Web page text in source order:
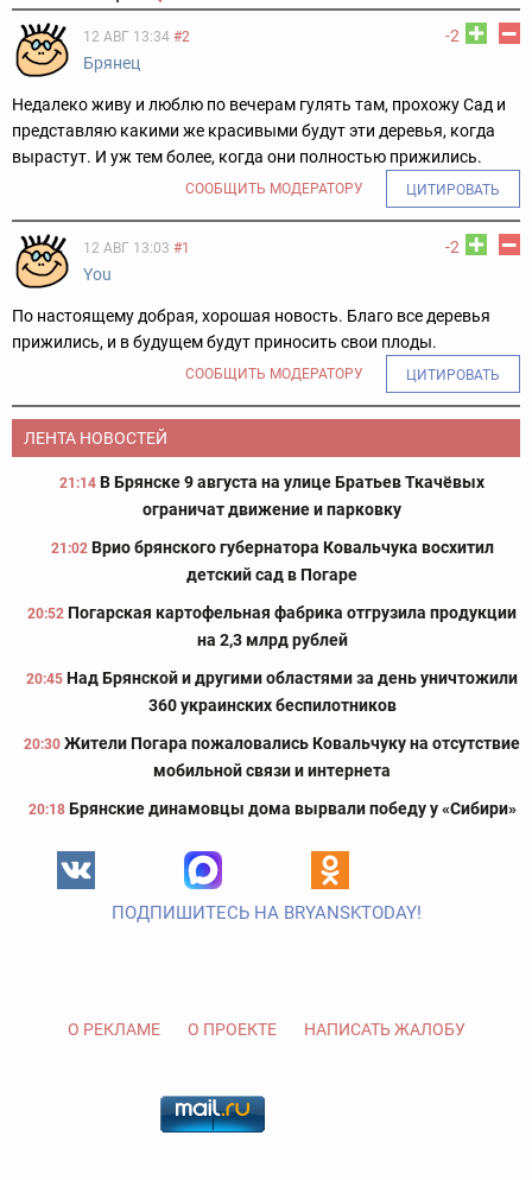
-2
12 АВГ 13:34 #2
Брянец
Недалеко живу и люблю по вечерам гулять там, прохожу Сад и
представляю какими же красивыми будут эти деревья, когда
вырастут. И уж тем более, когда они полностью прижились.
СООБЩИТЬ МОДЕРАТОРУ ЦИТИРОВАТЬ
-2
12 АВГ 13:03 #1
You
По настоящему добрая, хорошая новость. Благо все деревья
прижились, и в будущем будут приносить свои плоды.
СООБЩИТЬ МОДЕРАТОРУ ЦИТИРОВАТЬ
ЛЕНТА НОВОСТЕЙ
21:14 В Брянске 9 августа на улице Братьев Ткачёвых
ограничат движение и парковку
21:02 Врио брянского губернатора Ковальчука восхитил
детский сад в Погаре
20:52 Погарская картофельная фабрика отгрузила продукции
на 2,3 млрд рублей
20:45 Над Брянской и другими областями за день уничтожили
360 украинских беспилотников
20:30 Жители Погара пожаловались Ковальчуку на отсутствие
мобильной связи и интернета
20:18 Брянские динамовцы дома вырвали победу у «Сибири»
ПОДПИШИТЕСЬ НА BRYANSKTODAY!
О РЕКЛАМЕ О ПРОЕКТЕ НАПИСАТЬ ЖАЛОБУ